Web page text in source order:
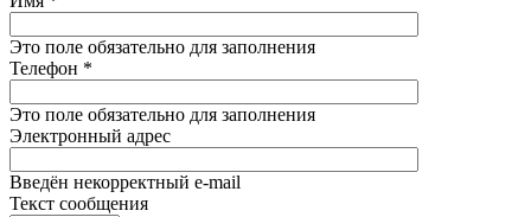
Это поле обязательно для заполнения
Телефон *
Это поле обязательно для заполнения
Электронный адрес
Введён некорректный e-mail
Текст сообщения